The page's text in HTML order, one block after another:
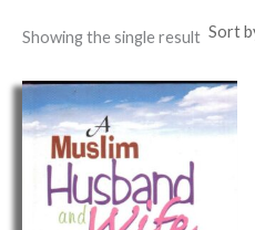
Showing the single result